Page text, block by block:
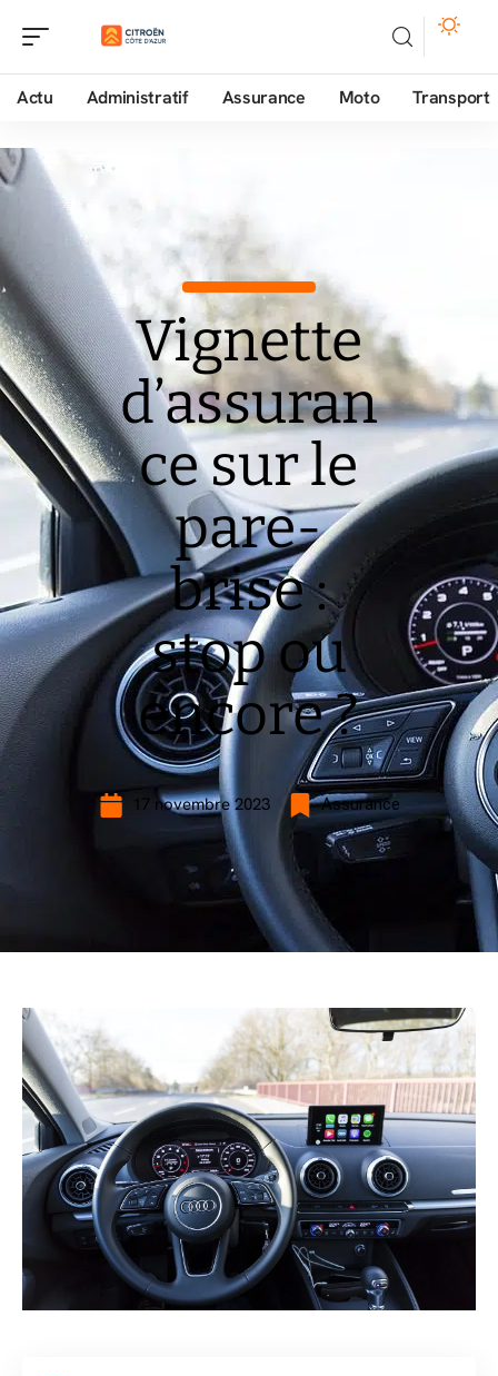
Actu Administratif Assurance Moto Transport
Vignette
d’assuran
ce sur le
pare-
brise :
stop ou
encore ?
17 novembre 2023 Assurance